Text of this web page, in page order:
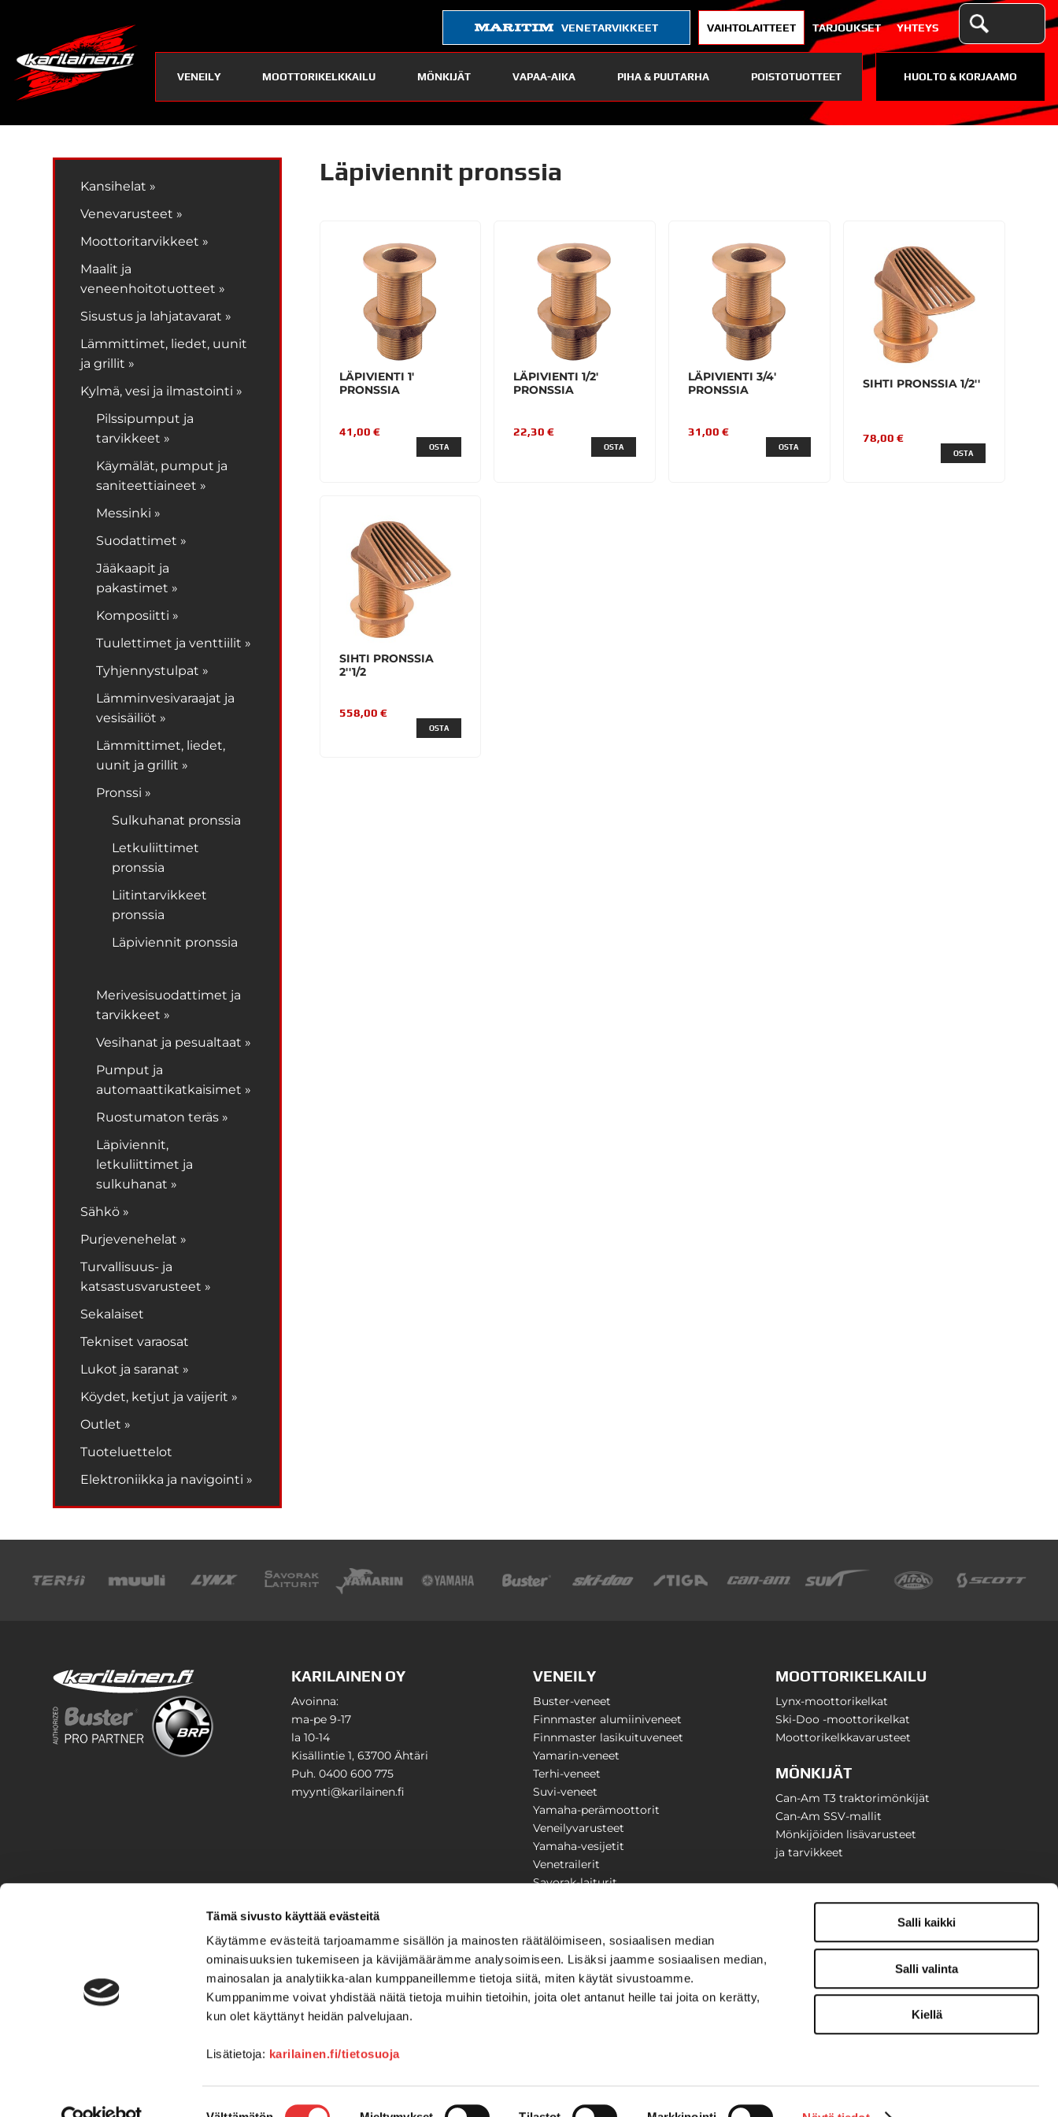
Tämä sivusto käyttää evästeitä
Käytämme evästeitä tarjoamamme sisällön ja mainosten räätälöimiseen, sosiaalisen median
ominaisuuksien tukemiseen ja kävijämäärämme analysoimiseen. Lisäksi jaamme sosiaalisen median,
mainosalan ja analytiikka-alan kumppaneillemme tietoja siitä, miten käytät sivustoamme.
Kumppanimme voivat yhdistää näitä tietoja muihin tietoihin, joita olet antanut heille tai joita on kerätty,
kun olet käyttänyt heidän palvelujaan.
Lisätietoja: karilainen.fi/tietosuoja
Salli kaikki
Salli valinta
Kiellä
VENETARVIKKEET VAIHTOLAITTEET TARJOUKSET YHTEYS
VENEILY MOOTTORIKELKKAILU MÖNKIJÄT VAPAA-AIKA PIHA & PUUTARHA POISTOTUOTTEET HUOLTO & KORJAAMO
Kansihelat »
Venevarusteet »
Moottoritarvikkeet »
Maalit ja
veneenhoitotuotteet »
Sisustus ja lahjatavarat »
Lämmittimet, liedet, uunit
ja grillit »
Kylmä, vesi ja ilmastointi »
Pilssipumput ja
tarvikkeet »
Käymälät, pumput ja
saniteettiaineet »
Messinki »
Suodattimet »
Jääkaapit ja
pakastimet »
Komposiitti »
Tuulettimet ja venttiilit »
Tyhjennystulpat »
Lämminvesivaraajat ja
vesisäiliöt »
Lämmittimet, liedet,
uunit ja grillit »
Pronssi »
Sulkuhanat pronssia
Letkuliittimet
pronssia
Liitintarvikkeet
pronssia
Läpiviennit pronssia
Merivesisuodattimet ja
tarvikkeet »
Vesihanat ja pesualtaat »
Pumput ja
automaattikatkaisimet »
Ruostumaton teräs »
Läpiviennit,
letkuliittimet ja
sulkuhanat »
Sähkö »
Purjevenehelat »
Turvallisuus- ja
katsastusvarusteet »
Sekalaiset
Tekniset varaosat
Lukot ja saranat »
Köydet, ketjut ja vaijerit »
Outlet »
Tuoteluettelot
Elektroniikka ja navigointi »
Läpiviennit pronssia
LÄPIVIENTI 1'
PRONSSIA
41,00 €
OSTA
LÄPIVIENTI 1/2'
PRONSSIA
22,30 €
OSTA
LÄPIVIENTI 3/4'
PRONSSIA
31,00 €
OSTA
SIHTI PRONSSIA 1/2''
78,00 €
OSTA
SIHTI PRONSSIA
2''1/2
558,00 €
OSTA
KARILAINEN OY
Avoinna:
ma-pe 9-17
la 10-14
Kisällintie 1, 63700 Ähtäri
Puh. 0400 600 775
myynti@karilainen.fi
VENEILY
Buster-veneet
Finnmaster alumiiniveneet
Finnmaster lasikuituveneet
Yamarin-veneet
Terhi-veneet
Suvi-veneet
Yamaha-perämoottorit
Veneilyvarusteet
Yamaha-vesijetit
Venetrailerit
Savorak-laiturit
MOOTTORIKELKAILU
Lynx-moottorikelkat
Ski-Doo -moottorikelkat
Moottorikelkkavarusteet
MÖNKIJÄT
Can-Am T3 traktorimönkijät
Can-Am SSV-mallit
Mönkijöiden lisävarusteet
ja tarvikkeet
PIHA & PUUTARHA
Stiga
VAIHTOLAITTEET
Veneet
Kelkat ja mönkijät
Yritysesittely
Yhteystiedot
Huolto ja korjaamo
Ajankohtaista